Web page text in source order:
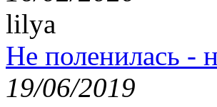
lilya
Не поленилась -
19/06/2019